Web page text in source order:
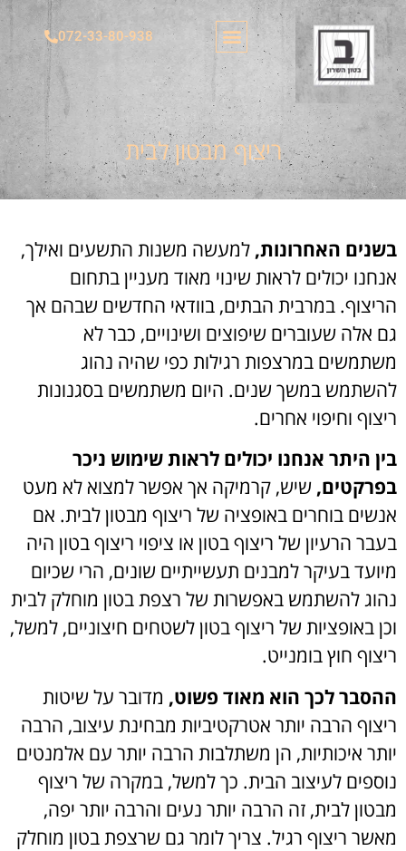
072-33-80-938
ריצוף מבטון לבית
בשנים האחרונות, למעשה משנות התשעים ואילך,
אנחנו יכולים לראות שינוי מאוד מעניין בתחום
הריצוף. במרבית הבתים, בוודאי החדשים שבהם אך
גם אלה שעוברים שיפוצים ושינויים, כבר לא
משתמשים במרצפות רגילות כפי שהיה נהוג
להשתמש במשך שנים. היום משתמשים בסגנונות
ריצוף וחיפוי אחרים.
בין היתר אנחנו יכולים לראות שימוש ניכר
בפרקטים, שיש, קרמיקה אך אפשר למצוא לא מעט
אנשים בוחרים באופציה של ריצוף מבטון לבית. אם
בעבר הרעיון של ריצוף בטון או ציפוי ריצוף בטון היה
מיועד בעיקר למבנים תעשייתיים שונים, הרי שכיום
נהוג להשתמש באפשרות של רצפת בטון מוחלק לבית
וכן באופציות של ריצוף בטון לשטחים חיצוניים, למשל,
ריצוף חוץ בומנייט.
ההסבר לכך הוא מאוד פשוט, מדובר על שיטות
ריצוף הרבה יותר אטרקטיביות מבחינת עיצוב, הרבה
יותר איכותיות, הן משתלבות הרבה יותר עם אלמנטים
נוספים לעיצוב הבית. כך למשל, במקרה של ריצוף
מבטון לבית, זה הרבה יותר נעים והרבה יותר יפה,
מאשר ריצוף רגיל. צריך לומר גם שרצפת בטון מוחלק